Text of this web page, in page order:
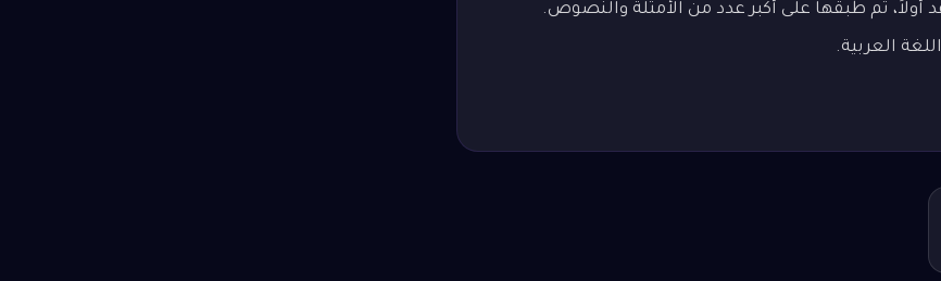
أولاً، ثم طبقها على أكبر عدد من الأمثلة والنصوص.
العربية.